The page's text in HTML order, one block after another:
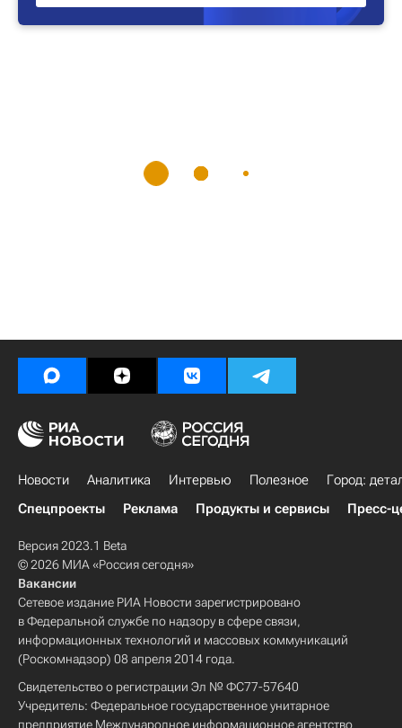
Новости Аналитика Интервью Полезное
Город:
Спецпроекты
Реклама Продукты и сервисы Пресс-
Версия 2023.1 Beta
© 2026 МИА «Россия сегодня»
Вакансии
Сетевое издание РИА Новости зарегистрировано
в Федеральной службе по надзору в сфере связи,
информационных технологий и массовых коммуникаций
(Роскомнадзор) 08 апреля 2014 года.
Свидетельство о регистрации Эл № ФС77-57640
Учредитель: Федеральное государственное унитарное
предприятие Международное информационное агентство